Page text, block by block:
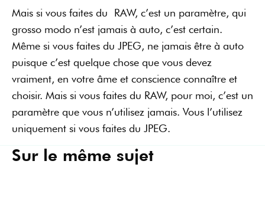
Mais si vous faites du RAW, c’est un paramètre, qui
grosso modo n’est jamais à auto, c’est certain.
Même si vous faites du JPEG, ne jamais être à auto
puisque c’est quelque chose que vous devez
vraiment, en votre âme et conscience connaître et
choisir. Mais si vous faites du RAW, pour moi, c’est un
paramètre que vous n’utilisez jamais. Vous l’utilisez
uniquement si vous faites du JPEG.
Sur le même sujet